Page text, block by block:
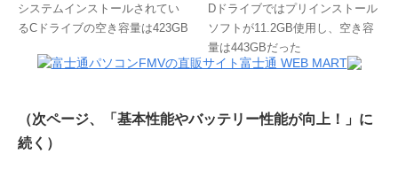
システムインストールされてい
るCドライブの空き容量は423GB
Dドライブではプリインストール
ソフトが11.2GB使用し、空き容
量は443GBだった
（次ページ、「基本性能やバッテリー性能が向上！」に
続く）